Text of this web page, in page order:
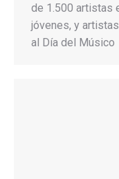
de 1.500 artistas
jóvenes, y
al Día del Músico